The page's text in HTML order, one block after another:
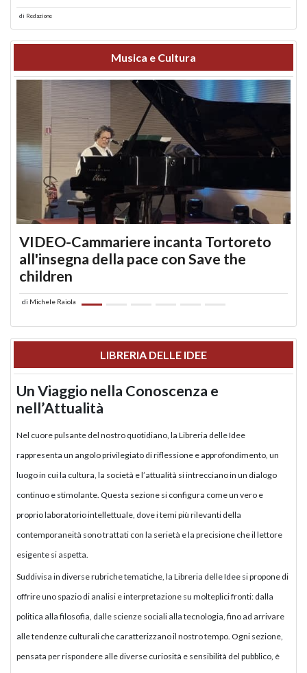
di Redazione
Musica e Cultura
VIDEO-Cammariere incanta Tortoreto
all'insegna della pace con Save the
children
di Michele Raiola
LIBRERIA DELLE IDEE
Un Viaggio nella Conoscenza e
nell’Attualità
Nel cuore pulsante del nostro quotidiano, la Libreria delle Idee
rappresenta un angolo privilegiato di riflessione e approfondimento, un
luogo in cui la cultura, la società e l’attualità si intrecciano in un dialogo
continuo e stimolante. Questa sezione si configura come un vero e
proprio laboratorio intellettuale, dove i temi più rilevanti della
contemporaneità sono trattati con la serietà e la precisione che il lettore
esigente si aspetta.
Suddivisa in diverse rubriche tematiche, la Libreria delle Idee si propone di
offrire uno spazio di analisi e interpretazione su molteplici fronti: dalla
politica alla filosofia, dalle scienze sociali alla tecnologia, fino ad arrivare
alle tendenze culturali che caratterizzano il nostro tempo. Ogni sezione,
pensata per rispondere alle diverse curiosità e sensibilità del pubblico, è